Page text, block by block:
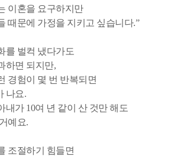
이혼을 요구하지만
때문에 가정을 지키고 싶습니다.”
를 벌컥 냈다가도
하면 되지만,
경험이 몇 번 반복되면
나요.
내가 10여 년 같이 산 것만 해도
예요.
조절하기 힘들면